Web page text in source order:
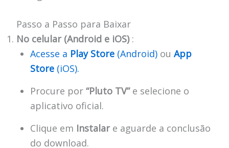
Passo a Passo para Baixar
No celular (Android e iOS):
Acesse a Play Store(Android)ou App
Store(iOS).
Procure por “Pluto TV”e selecione o
aplicativo oficial.
Clique em Instalare aguarde a conclusão
do download.